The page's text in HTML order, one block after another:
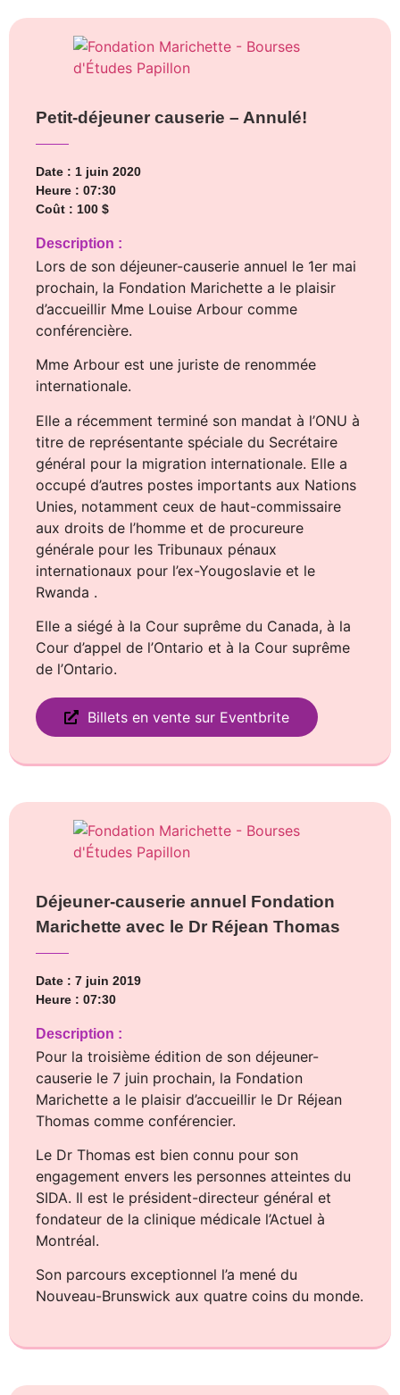
Petit-déjeuner causerie – Annulé!
Date : 1 juin 2020
Heure : 07:30
Coût : 100 $
Description :
Lors de son déjeuner-causerie annuel le 1er mai
prochain, la Fondation Marichette a le plaisir
d’accueillir Mme Louise Arbour comme
conférencière.
Mme Arbour est une juriste de renommée
internationale.
Elle a récemment terminé son mandat à l’ONU à
titre de représentante spéciale du Secrétaire
général pour la migration internationale. Elle a
occupé d’autres postes importants aux Nations
Unies, notamment ceux de haut-commissaire
aux droits de l’homme et de procureure
générale pour les Tribunaux pénaux
internationaux pour l’ex-Yougoslavie et le
Rwanda .
Elle a siégé à la Cour suprême du Canada, à la
Cour d’appel de l’Ontario et à la Cour suprême
de l’Ontario.
Billets en vente sur Eventbrite
Déjeuner-causerie annuel Fondation
Marichette avec le Dr Réjean Thomas
Date : 7 juin 2019
Heure : 07:30
Description :
Pour la troisième édition de son déjeuner-
causerie le 7 juin prochain, la Fondation
Marichette a le plaisir d’accueillir le Dr Réjean
Thomas comme conférencier.
Le Dr Thomas est bien connu pour son
engagement envers les personnes atteintes du
SIDA. Il est le président-directeur général et
fondateur de la clinique médicale l’Actuel à
Montréal.
Son parcours exceptionnel l’a mené du
Nouveau-Brunswick aux quatre coins du monde.